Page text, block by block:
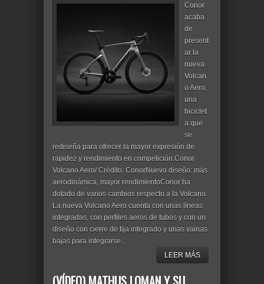
Conor
acaba
de
present
ar la
nueva
Volcan
o Aero,
una
biciclet
a que
se
rediseña para ofrecer la mayor expresión de
rapidez y rendimiento en competición.Conor
Volcano Aero/ Crédito: ConorNuevo diseño: más
aerodinámica, mayor rendimientoConor ha
dotado de varios cambios respecto a la Volcano.
La nueva Volcano Aero cuenta con unas líneas
integradas, con perfiles aeros de tubos y con un
diseño con cierre de tija integrado y unas vainas
bajas para integrarse...
LEER MÁS